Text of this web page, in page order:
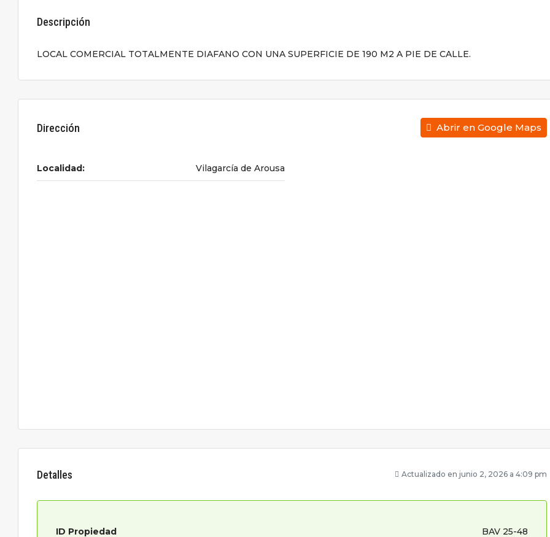
Descripción
LOCAL COMERCIAL TOTALMENTE DIAFANO CON UNA SUPERFICIE DE 190 M2 A PIE DE CALLE.
Dirección Abrir en Google Maps
Localidad: Vilagarcía de Arousa
Detalles Actualizado en junio 2, 2026 a 4:09 pm
ID Propiedad BAV 25-48